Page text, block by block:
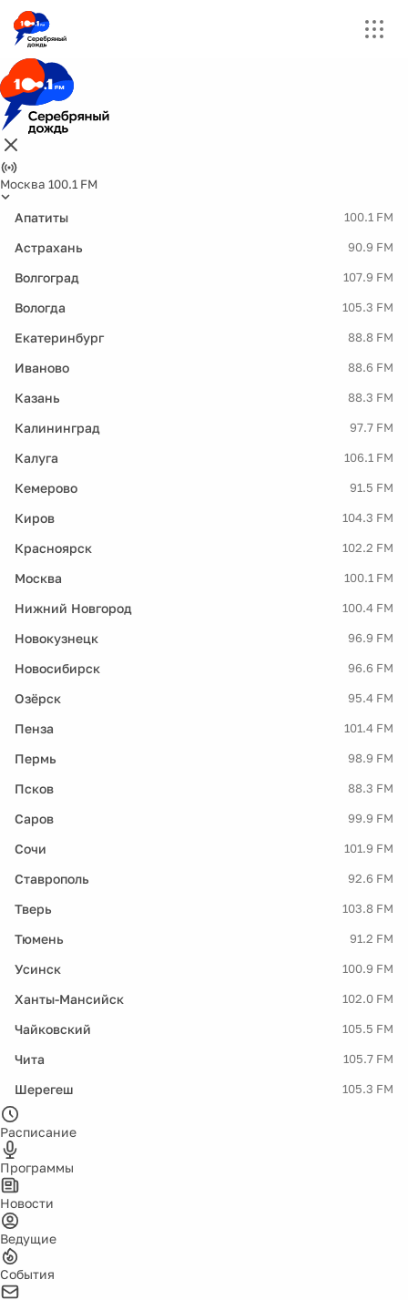
Москва 100.1 FM
Апатиты 100.1 FM
Астрахань 90.9 FM
Волгоград 107.9 FM
Вологда 105.3 FM
Екатеринбург 88.8 FM
Иваново 88.6 FM
Казань 88.3 FM
Калининград 97.7 FM
Калуга 106.1 FM
Кемерово 91.5 FM
Киров 104.3 FM
Красноярск 102.2 FM
Москва 100.1 FM
Нижний Новгород 100.4 FM
Новокузнецк 96.9 FM
Новосибирск 96.6 FM
Озёрск 95.4 FM
Пенза 101.4 FM
Пермь 98.9 FM
Псков 88.3 FM
Саров 99.9 FM
Сочи 101.9 FM
Ставрополь 92.6 FM
Тверь 103.8 FM
Тюмень 91.2 FM
Усинск 100.9 FM
Ханты-Мансийск 102.0 FM
Чайковский 105.5 FM
Чита 105.7 FM
Шерегеш 105.3 FM
Расписание
Программы
Новости
Ведущие
События